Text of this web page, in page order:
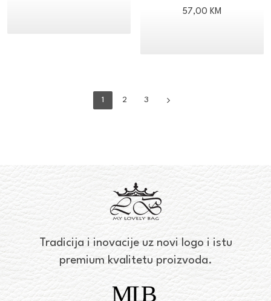
– LAK/CRNO
57,00 KM
1 2 3
Tradicija i inovacije uz novi logo i istu
premium kvalitetu proizvoda.